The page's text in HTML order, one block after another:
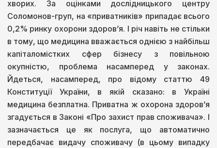
хворих. За оцінками дослідницького центру
Соломонов-груп, на «приватників» припадає всього
0,2% ринку охорони здоров’я. І річ навіть не стільки
в тому, що медицина вважається однією з найбільш
капіталомістких сфер бізнесу з повільною
окупністю, проблема насамперед у законах.
Йдеться, насамперед, про відому статтю 49
Конституції України, в якій сказано: в Україні
медицина безплатна. Приватна ж охорона здоров’я
згадується в Законі «Про захист прав споживача». І
зазначається це як послуга, що автоматично
передбачає видачу споживачу (в цьому випадку